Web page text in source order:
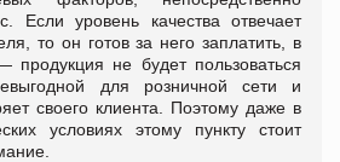
Если уровень качества отвечает
то он готов за него заплатить, в
продукция не будет пользоваться
для розничной сети и
своего клиента. Поэтому даже в
условиях этому пункту стоит